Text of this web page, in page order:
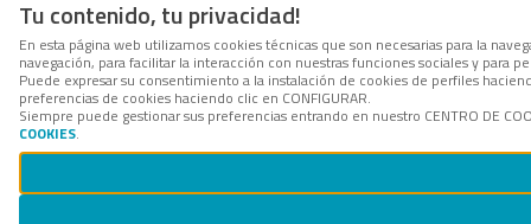
Tu contenido, tu privacidad!
En esta página web utilizamos cookies técnicas que son necesarias para la
navegación, para facilitar la interacción con nuestras funciones sociales y
Puede expresar su consentimiento a la instalación de cookies de perfiles
preferencias de cookies haciendo clic en CONFIGURAR.
Siempre puede gestionar sus preferencias entrando en nuestro CENTRO DE
COOKIES.